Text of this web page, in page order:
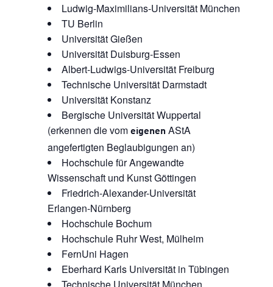
Ludwig-Maximilians-Universität München
TU Berlin
Universität Gießen
Universität Duisburg-Essen
Albert-Ludwigs-Universität Freiburg
Technische Universität Darmstadt
Universität Konstanz
Bergische Universität Wuppertal
(erkennen die vom eigenen AStA
angefertigten Beglaubigungen an)
Hochschule für Angewandte
Wissenschaft und Kunst Göttingen
Friedrich-Alexander-Universität
Erlangen-Nürnberg
Hochschule Bochum
Hochschule Ruhr West, Mülheim
FernUni Hagen
Eberhard Karls Universität in Tübingen
Technische Universität München